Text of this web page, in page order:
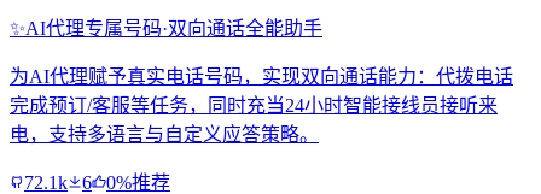
✨AI代理专属号码·双向通话全能助手
为AI代理赋予真实电话号码，实现双向通话能力：代拨电话
完成预订/客服等任务，同时充当24小时智能接线员接听来
电，支持多语言与自定义应答策略。
72.1k 6
0%推荐